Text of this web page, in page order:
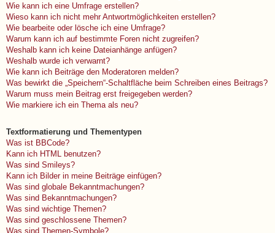
Wie kann ich eine Umfrage erstellen?
Wieso kann ich nicht mehr Antwortmöglichkeiten erstellen?
Wie bearbeite oder lösche ich eine Umfrage?
Warum kann ich auf bestimmte Foren nicht zugreifen?
Weshalb kann ich keine Dateianhänge anfügen?
Weshalb wurde ich verwarnt?
Wie kann ich Beiträge den Moderatoren melden?
Was bewirkt die „Speichern“-Schaltfläche beim Schreiben eines Beitrags?
Warum muss mein Beitrag erst freigegeben werden?
Wie markiere ich ein Thema als neu?
Textformatierung und Thementypen
Was ist BBCode?
Kann ich HTML benutzen?
Was sind Smileys?
Kann ich Bilder in meine Beiträge einfügen?
Was sind globale Bekanntmachungen?
Was sind Bekanntmachungen?
Was sind wichtige Themen?
Was sind geschlossene Themen?
Was sind Themen-Symbole?